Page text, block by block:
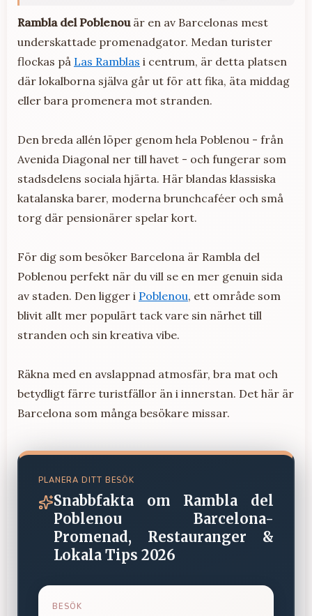
Rambla del Poblenouär en av Barcelonas mest
underskattade promenadgator. Medan turister
flockas på Las Ramblas i centrum, är detta platsen
där lokalborna själva går ut för att fika, äta middag
eller bara promenera mot stranden.
Den breda allén löper genom hela Poblenou - från
Avenida Diagonal ner till havet - och fungerar som
stadsdelens sociala hjärta. Här blandas klassiska
katalanska barer, moderna brunchcaféer och små
torg där pensionärer spelar kort.
För dig som besöker Barcelona är Rambla del
Poblenou perfekt när du vill se en mer genuin sida
av staden. Den ligger i Poblenou, ett område som
blivit allt mer populärt tack vare sin närhet till
stranden och sin kreativa vibe.
Räkna med en avslappnad atmosfär, bra mat och
betydligt färre turistfällor än i innerstan. Det här är
Barcelona som många besökare missar.
PLANERA DITT BESÖK
Snabbfakta om
Rambla del
Poblenou Barcelona-
Promenad, Restauranger &
Lokala Tips 2026
BESÖK